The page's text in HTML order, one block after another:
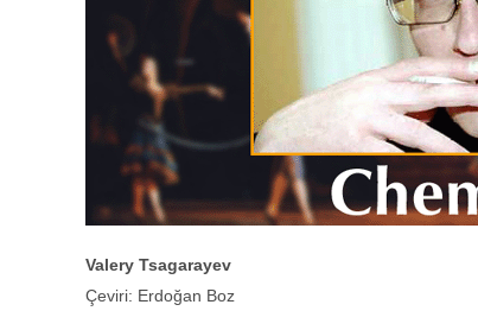
Valery Tsagarayev
Çeviri: Erdoğan Boz